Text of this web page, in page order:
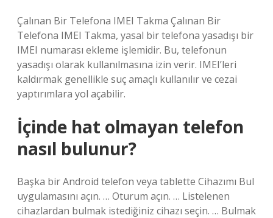
Çalınan Bir Telefona IMEI Takma Çalınan Bir
Telefona IMEI Takma, yasal bir telefona yasadışı bir
IMEI numarası ekleme işlemidir. Bu, telefonun
yasadışı olarak kullanılmasına izin verir. IMEI’leri
kaldırmak genellikle suç amaçlı kullanılır ve cezai
yaptırımlara yol açabilir.
İçinde hat olmayan telefon
nasıl bulunur?
Başka bir Android telefon veya tablette Cihazımı Bul
uygulamasını açın. … Oturum açın. … Listelenen
cihazlardan bulmak istediğiniz cihazı seçin. … Bulmak